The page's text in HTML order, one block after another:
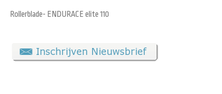
Rollerblade- ENDURACE elite 110